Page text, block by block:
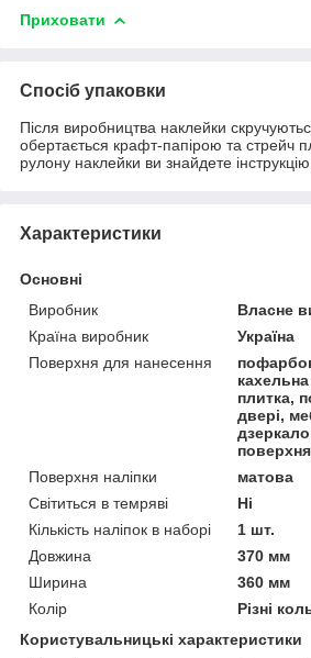
Приховати
Спосіб упаковки
Після виробництва наклейки
обертається крафт-папірою та стрейч
рулону наклейки ви знайдете інструкцію.
Характеристики
Основні
Виробник
Власне
Країна виробник
Україна
Поверхня для нанесення
плитка,
двері,
Поверхня наліпки
матова
Світиться в темряві
Ні
Кількість наліпок в наборі
1 шт.
Довжина
370 мм
Ширина
360 мм
Колір
Різні
Користувальницькі характеристики